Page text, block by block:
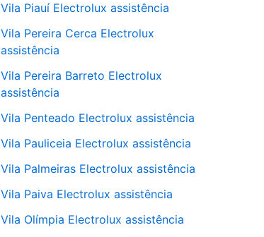
Vila Piauí Electrolux assistência
Vila Pereira Cerca Electrolux
assistência
Vila Pereira Barreto Electrolux
assistência
Vila Penteado Electrolux assistência
Vila Pauliceia Electrolux assistência
Vila Palmeiras Electrolux assistência
Vila Paiva Electrolux assistência
Vila Olímpia Electrolux assistência